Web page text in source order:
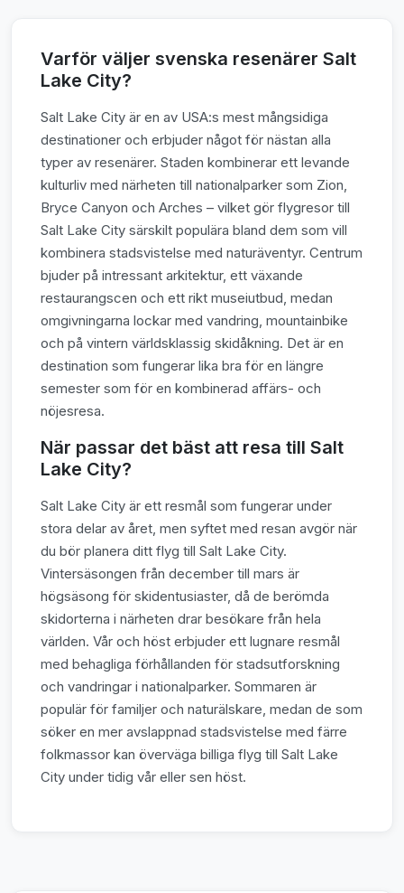
Varför väljer svenska resenärer Salt
Lake City?
Salt Lake City är en av USA:s mest mångsidiga
destinationer och erbjuder något för nästan alla
typer av resenärer. Staden kombinerar ett levande
kulturliv med närheten till nationalparker som Zion,
Bryce Canyon och Arches – vilket gör flygresor till
Salt Lake City särskilt populära bland dem som vill
kombinera stadsvistelse med naturäventyr. Centrum
bjuder på intressant arkitektur, ett växande
restaurangscen och ett rikt museiutbud, medan
omgivningarna lockar med vandring, mountainbike
och på vintern världsklassig skidåkning. Det är en
destination som fungerar lika bra för en längre
semester som för en kombinerad affärs- och
nöjesresa.
När passar det bäst att resa till Salt
Lake City?
Salt Lake City är ett resmål som fungerar under
stora delar av året, men syftet med resan avgör när
du bör planera ditt flyg till Salt Lake City.
Vintersäsongen från december till mars är
högsäsong för skidentusiaster, då de berömda
skidorterna i närheten drar besökare från hela
världen. Vår och höst erbjuder ett lugnare resmål
med behagliga förhållanden för stadsutforskning
och vandringar i nationalparker. Sommaren är
populär för familjer och naturälskare, medan de som
söker en mer avslappnad stadsvistelse med färre
folkmassor kan överväga billiga flyg till Salt Lake
City under tidig vår eller sen höst.